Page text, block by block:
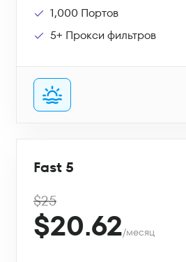
1,000 Портов
5+ Прокси фильтров
Fast 5
$25
$20.62/месяц